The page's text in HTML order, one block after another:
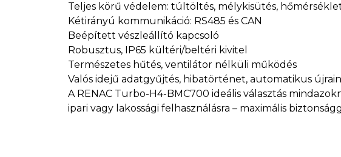
Teljes körű védelem: túltöltés, mélykisütés,
Kétirányú kommunikáció: RS485 és CAN
Beépített vészleállító kapcsoló
Robusztus, IP65 kültéri/beltéri kivitel
Természetes hűtés, ventilátor nélküli működés
Valós idejű adatgyűjtés, hibatörténet, automatikus
A RENAC Turbo-H4-BMC700 ideális választás
ipari vagy lakossági felhasználásra – maximális